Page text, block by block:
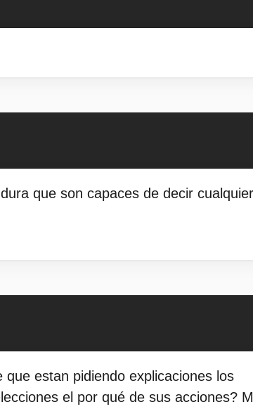
que son capaces de decir cualquier
estan pidiendo explicaciones los
el por qué de sus acciones?